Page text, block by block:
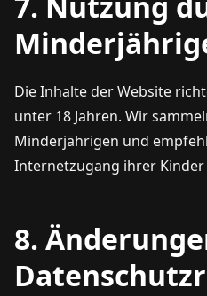
Die Inhalte der Website
unter 18 Jahren. Wir
Minderjährigen und
Internetzugang ihrer
8.